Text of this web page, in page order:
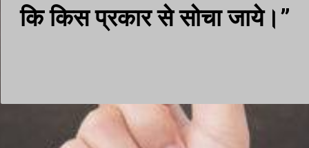
कि किस प्रकार से सोचा जाये।”